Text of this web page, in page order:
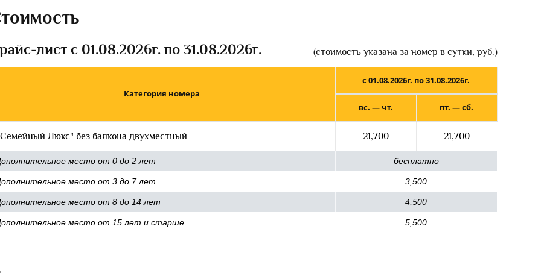
лист с 01.08.2026г. по 31.08.2026г. (стоимость указана за номер в сутки, руб.)
Категория номера
с 01.08.2026г. по 31.08.2026г.
вс. — чт. пт. — сб.
Люкс" без балкона двухместный 21,700 21,700
место от 0 до 2 лет бесплатно
место от 3 до 7 лет 3,500
место от 8 до 14 лет 4,500
место от 15 лет и старше 5,500